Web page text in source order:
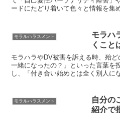
ードにたどり着いて色々と情報を集
モラルハラスメント
モラハ
くこと
モラハラやDV被害を訴える時、殆
一緒になったの？」といった言葉を
し、「付き合い始めとは全く別人に
モラルハラスメント
自分の
紹介で